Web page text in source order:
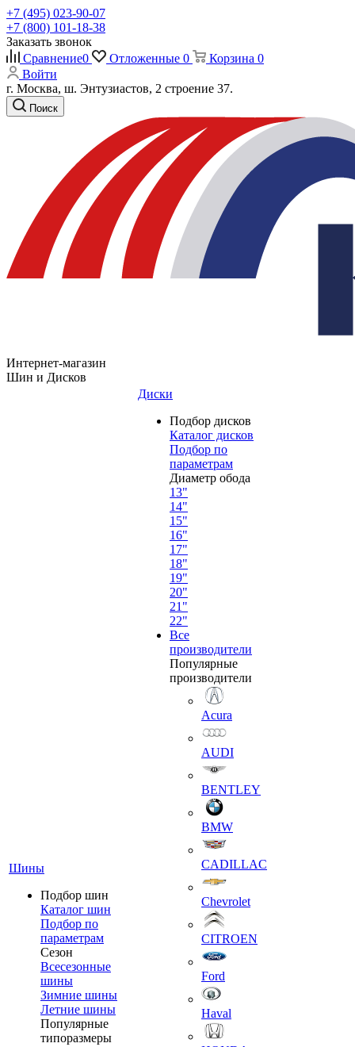
+7 (495) 023-90-07
+7 (800) 101-18-38
Заказать звонок
Сравнение0 Отложенные 0 Корзина 0
Войти
г. Москва, ш. Энтузиастов, 2 строение 37.
Поиск
Интернет-магазин
Шин и Дисков
Шины
Подбор шин
Каталог шин
Подбор по
параметрам
Сезон
Всесезонные
шины
Зимние шины
Летние шины
Популярные
типоразмеры
Диски
Подбор дисков
Каталог дисков
Подбор по
параметрам
Диаметр обода
13"
14"
15"
16"
17"
18"
19"
20"
21"
22"
Все
производители
Популярные
производители
Acura
AUDI
BENTLEY
BMW
CADILLAC
Chevrolet
CITROEN
Ford
Haval